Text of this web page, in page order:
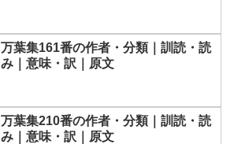
万葉集161番の作者・分類｜訓読・読
み｜意味・訳｜原文
万葉集210番の作者・分類｜訓読・読
み｜意味・訳｜原文